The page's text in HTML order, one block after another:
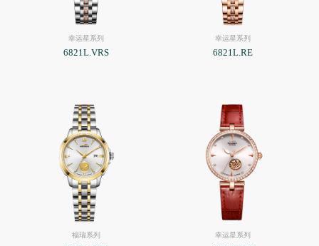
幸运星系列
6821L.VRS
幸运星系列
6821L.RE
福瑞系列 幸运星系列